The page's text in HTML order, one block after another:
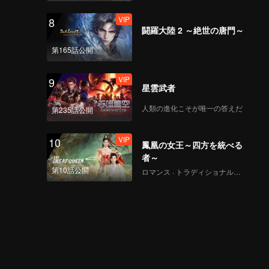
8
第165話公開
VIP
闘羅大陸 2 ～絶世の唐門～
9
第235話公開
VIP
星雲武者
人類の進化こそが唯一の答えだ
10
第10話公開
VIP
鳳凰の女王～四方を統べる
者～
ロマンス · トラディショナル・コスチューム · ファンタジー